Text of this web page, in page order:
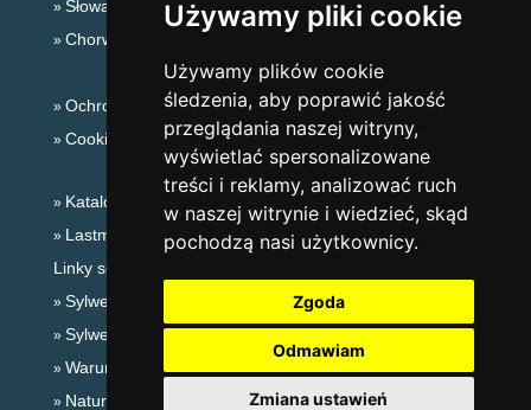
Używamy pliki cookie
Używamy plików cookie
śledzenia, aby poprawić jakość
przeglądania naszej witryny,
wyświetlać spersonalizowane
treści i reklamy, analizować ruch
w naszej witrynie i wiedzieć, skąd
pochodzą nasi użytkownicy.
Zgoda
Odmawiam
Zmiana ustawień
Słowackie góry
Chorwacja
Ochrona prywatności
Cookies
Katalog zakwaterowania
Lastminute Jesioniki
Linky sezonowe:
Sylwester Jesioniki
Sylwester w górach 2025/26
Warunki narciarskie
Naturalne kąpieliska